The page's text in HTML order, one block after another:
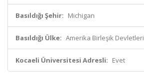
Basıldığı Şehir: Michigan
Basıldığı Ülke: Amerika Birleşik Devletleri
Kocaeli Üniversitesi Adresli: Evet